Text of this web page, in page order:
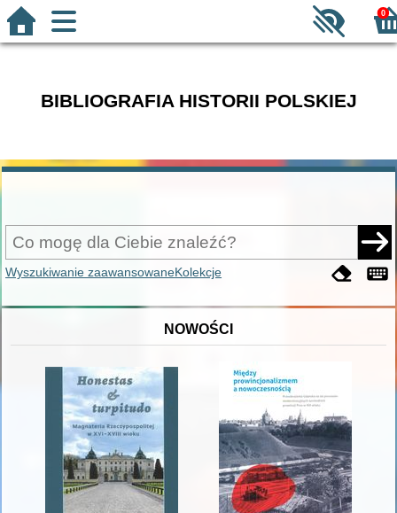
0
BIBLIOGRAFIA HISTORII POLSKIEJ
Wyszukiwanie zaawansowaneKolekcje
NOWOŚCI